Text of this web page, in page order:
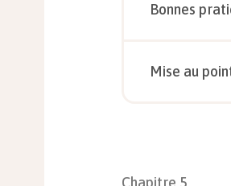
Bonnes
Mise au
Chapitre 5